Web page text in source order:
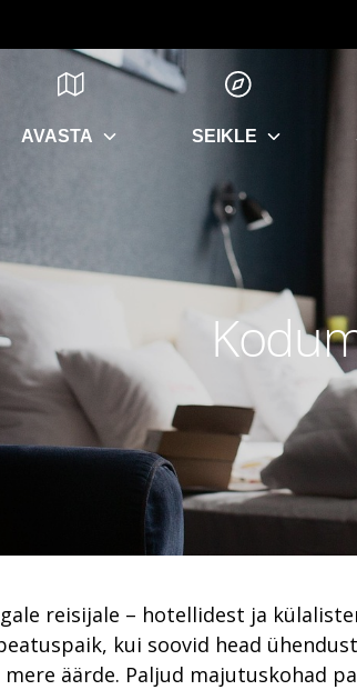
AVASTA SEIKLE
reisijale – hotellidest ja
kui soovid head
äärde. Paljud majutuskohad